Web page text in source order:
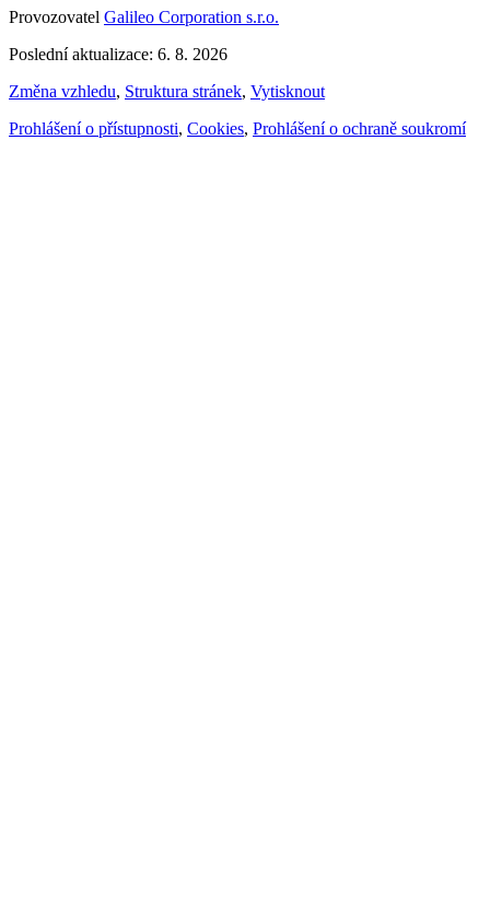
Provozovatel Galileo Corporation s.r.o.
Poslední aktualizace: 6. 8. 2026
Změna vzhledu, Struktura stránek, Vytisknout
Prohlášení o přístupnosti, Cookies, Prohlášení o ochraně soukromí